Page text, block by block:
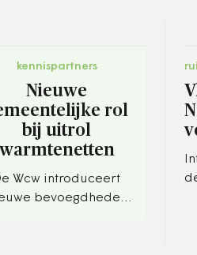
kennispartners
Nieuwe
rol
bij uitrol
warmtenetten
Wcw introduceert
bevoegdheden